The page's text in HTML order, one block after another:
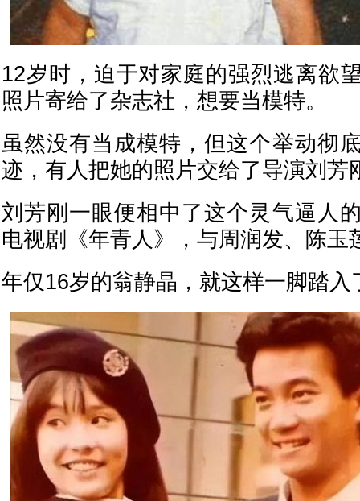
12岁时，迫于对家庭的强烈逃离欲
照片寄给了杂志社，想要当模特。
虽然没有当成模特，但这个举动彻
迹，有人把她的照片交给了导演刘芳
刘芳刚一眼便相中了这个灵气逼人
电视剧《年青人》，与周润发、陈玉
年仅16岁的翁静晶，就这样一脚踏入